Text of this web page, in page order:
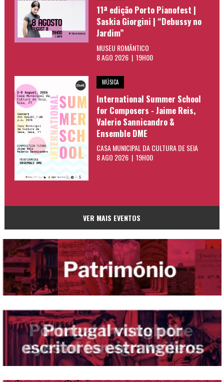
11ª edição Porto Pianofest |
Saskia Giorgini | “Debussy no
Jardim”
MUSEU ROMÂNTICO
8 AGO 2026 | 19H00
MÚSICA
International Summer School
for Composers - Jaime Reis,
Valerio Sannicandro &
Ensemble DME
CASA MUNICIPAL DA CULTURA DE SEIA
8 AGO 2026 | 19H00
VER MAIS EVENTOS